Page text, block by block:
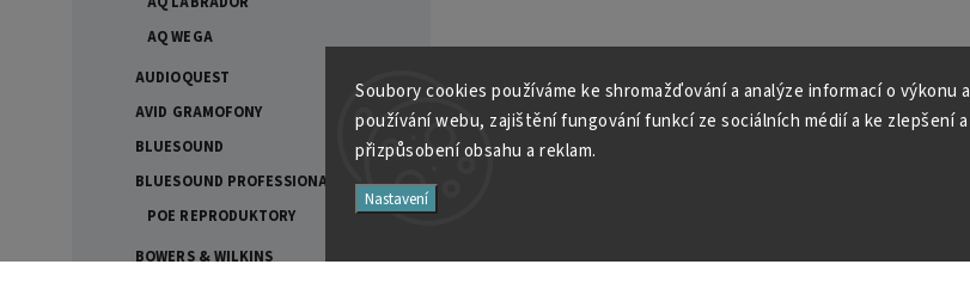
Soubory cookies používáme ke shromažďování a analýze informací o výkonu a
používání webu, zajištění fungování funkcí ze sociálních médií a ke zlepšení a
přizpůsobení obsahu a reklam.
Nastavení
AQ WEGA
AUDIOQUEST
AVID GRAMOFONY
BLUESOUND
BLUESOUND PROFESSIONAL
POE REPRODUKTORY
BOWERS & WILKINS